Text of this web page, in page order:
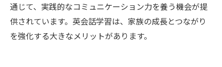
通じて、実践的なコミュニケーション力を養う機会が提
供されています。英会話学習は、家族の成長とつながり
を強化する大きなメリットがあります。